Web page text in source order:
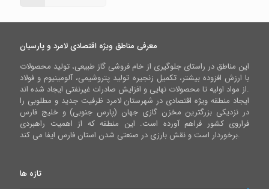
معرفی مناطق ویژه اقتصادی لامرد و پارسیان
این مناطق در راستای جلوگیری از خام فروشی گاز طبیعی، تولید محصولات
با ارزش افزوده بیشتر، تکمیل زنجیره تولید پتروشیمی، آلومینیوم و فولاد
از مواد اولیه تا محصولات نهایی و افزایش صادرات غیرنفتی ایجاد شده اند.
ایجاد منطقه ویژه اقتصادی در شهرستان لامرد ظرفیت جدید و مطلوبی را
در نزدیکی بزرگترین مخزن گازی جهان (پارس جنوبی) و خلیج فارس
فراروی کشور فراهم آورده است. این منطقه که از اهمیت راهبردی
برخوردار است و نقش بارزی در صنعتی شدن استان فارس ایفا می کند.
تازه ها